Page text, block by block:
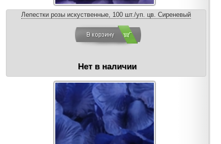
Лепестки розы искуственные, 100 шт./уп. цв. Сиреневый
Нет в наличии